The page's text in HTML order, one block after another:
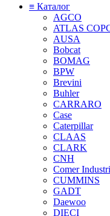
≡ Каталог
AGCO
ATLAS
AUSA
Bobcat
BOMAG
BPW
Brevini
Buhler
CARRARO
Case
Caterpillar
CLAAS
CLARK
CNH
Comer
CUMMINS
GADT
Daewoo
DIECI